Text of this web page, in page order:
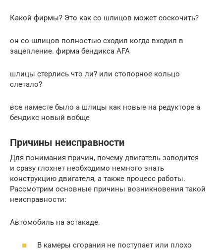
Какой фирмы? Это как со шлицов может соскочить?
он со шлицов полностью сходил когда входил в
зацепление. фирма бендикса AFA
шлицы стерлись что ли? или стопорное кольцо
слетало?
все наместе было а шлицы как новые на редукторе а
бендикс новый вобще
Причины неисправности
Для понимания причин, почему двигатель заводится
и сразу глохнет необходимо немного знать
конструкцию двигателя, а также процесс работы.
Рассмотрим основные причины возникновения такой
неисправности:
Автомобиль на эстакаде.
В камеры сгорания не поступает или плохо